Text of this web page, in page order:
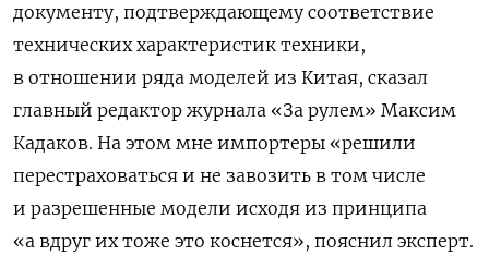
документу, подтверждающему соответствие
технических характеристик техники,
в отношении ряда моделей из Китая, сказал
главный редактор журнала «За рулем» Максим
Кадаков. На этом мне импортеры «решили
перестраховаться и не завозить в том числе
и разрешенные модели исходя из принципа
«а вдруг их тоже это коснется», пояснил эксперт.